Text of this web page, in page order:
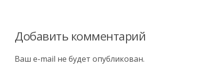
Добавить комментарий
Ваш e-mail не будет опубликован.